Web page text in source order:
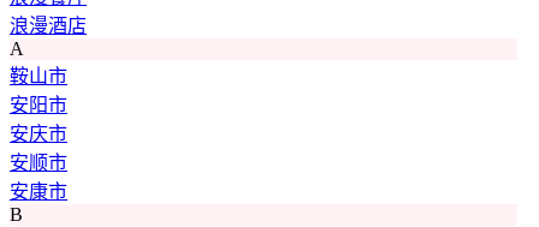
浪漫酒店
A
鞍山市
安阳市
安庆市
安顺市
安康市
B